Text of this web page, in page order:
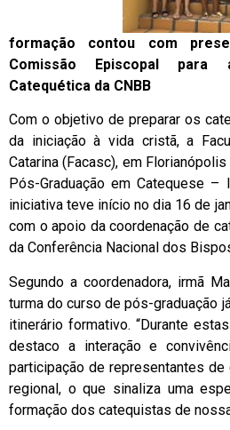
formação contou com
Comissão Episcopal para
Catequética da CNBB
Com o objetivo de preparar os
da iniciação à vida cristã, a
Catarina (Facasc), em
Pós-Graduação em Catequese –
iniciativa teve início no dia 16 de
com o apoio da coordenação de
da Conferência Nacional dos
Segundo a coordenadora, irmã
turma do curso de pós-graduação
itinerário formativo. “Durante
destaco a interação e
participação de representantes
regional, o que sinaliza uma
formação dos catequistas de